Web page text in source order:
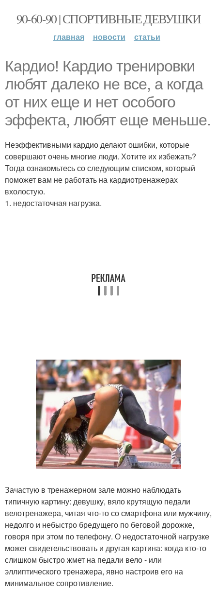
90-60-90 | СПОРТИВНЫЕ ДЕВУШКИ
главная новости статьи
Кардио! Кардио тренировки
любят далеко не все, а когда
от них еще и нет особого
эффекта, любят еще меньше.
Неэффективными кардио делают ошибки, которые
совершают очень многие люди. Хотите их избежать?
Тогда ознакомьтесь со следующим списком, который
поможет вам не работать на кардиотренажерах
вхолостую.
1. недостаточная нагрузка.
Зачастую в тренажерном зале можно наблюдать
типичную картину: девушку, вяло крутящую педали
велотренажера, читая что-то со смартфона или мужчину,
недолго и небыстро бредущего по беговой дорожке,
говоря при этом по телефону. О недостаточной нагрузке
может свидетельствовать и другая картина: когда кто-то
слишком быстро жмет на педали вело - или
эллиптического тренажера, явно настроив его на
минимальное сопротивление.